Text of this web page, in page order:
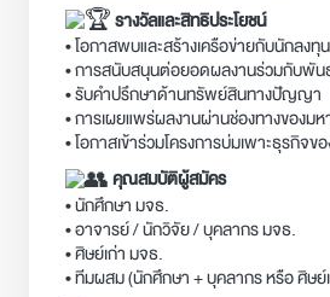
รางวัลและสิทธิประโยชน์
• โอกาสพบและสร้างเครือข่ายกับนักลงทุน
• การสนับสนุนต่อยอดผลงานร่วมกับพั
• รับคำปรึกษาด้านทรัพย์สินทางปัญญา
• การเผยแพร่ผลงานผ่านช่องทางของม
• โอกาสเข้าร่วมโครงการบ่มเพาะธุรกิจ
คุณสมบัติผู้สมัคร
• นักศึกษา มจธ.
• อาจารย์ / นักวิจัย / บุคลากร มจธ.
• ศิษย์เก่า มจธ.
• ทีมผสม (นักศึกษา + บุคลากร หรือ ศิษย์